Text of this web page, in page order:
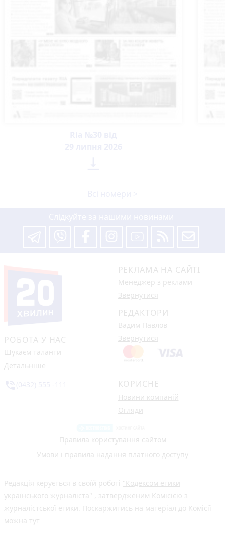
РОБОТА У НАС
Шукаєм таланти
Детальніше
РЕКЛАМА НА САЙТІ
Менеджер з реклами
Звернутися
РЕДАКТОРИ
Вадим Павлов
Звернутися
КОРИСНЕ
Новини компаній
Огляди
Правила користування сайтом
Умови і правила надання платного доступу
Редакція керується в своїй роботі "Кодексом етики
українського журналіста" , затвердженим Комісією з
журналістської етики. Поскаржитись на матеріал до Комісії
можна тут